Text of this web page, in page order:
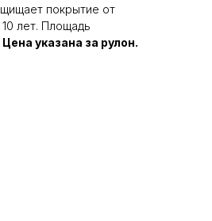
покрытие от
лет. Площадь
Цена указана за рулон.